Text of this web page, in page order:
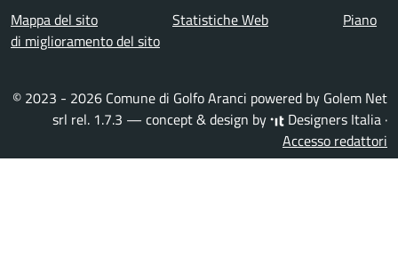
Mappa del sito Statistiche Web
Piano
di miglioramento del sito
© 2023 - 2026 Comune di Golfo Aranci powered by Golem Net
srl rel. 1.7.3 — concept & design by Designers Italia ·
Accesso redattori